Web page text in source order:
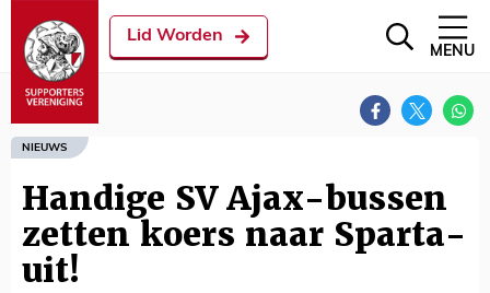
Lid Worden
MENU
NIEUWS
Handige SV Ajax-bussen
zetten koers naar Sparta-
uit!